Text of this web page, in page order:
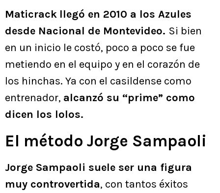
Maticrack llegó en 2010 a los Azules
desde Nacional de Montevideo. Si bien
en un inicio le costó, poco a poco se fue
metiendo en el equipo y en el corazón de
los hinchas. Ya con el casildense como
entrenador, alcanzó su “prime” como
dicen los lolos.
El método Jorge Sampaoli
Jorge Sampaoli suele ser una figura
muy controvertida, con tantos éxitos